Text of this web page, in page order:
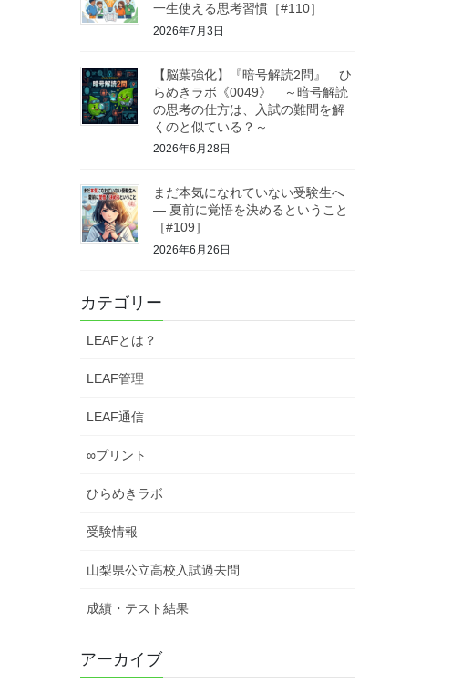
一生使える思考習慣［#110］
2026年7月3日
【脳葉強化】『暗号解読2問』 ひ
らめきラボ《0049》 ～暗号解読
の思考の仕方は、入試の難問を解
くのと似ている？～
2026年6月28日
まだ本気になれていない受験生へ
― 夏前に覚悟を決めるということ
［#109］
2026年6月26日
カテゴリー
LEAFとは？
LEAF管理
LEAF通信
∞プリント
ひらめきラボ
受験情報
山梨県公立高校入試過去問
成績・テスト結果
アーカイブ